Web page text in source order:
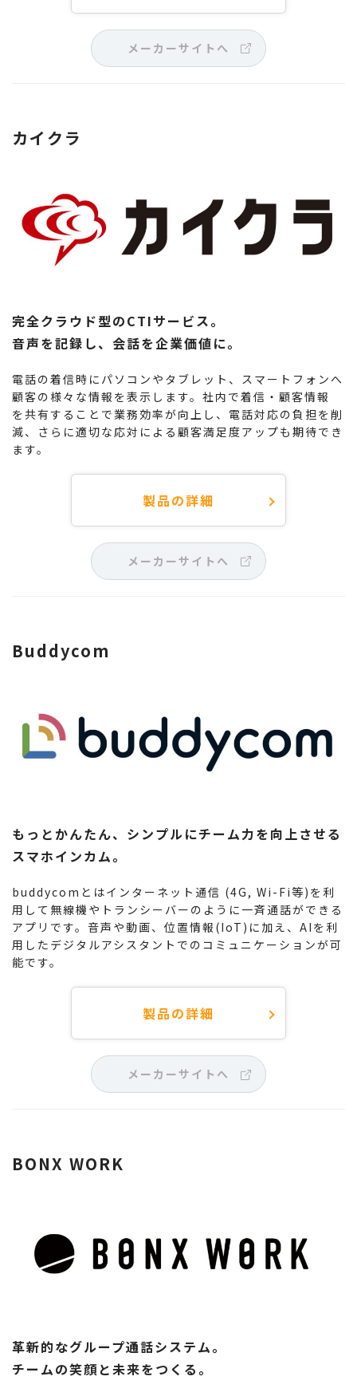
メーカーサイトへ
カイクラ
完全クラウド型のCTIサービス。
音声を記録し、会話を企業価値に。
電話の着信時にパソコンやタブレット、スマートフォンへ
顧客の様々な情報を表示します。社内で着信・顧客情報
を共有することで業務効率が向上し、電話対応の負担を削
減、さらに適切な応対による顧客満足度アップも期待でき
ます。
製品の詳細
メーカーサイトへ
Buddycom
もっとかんたん、シンプルにチーム力を向上させる
スマホインカム。
buddycomとはインターネット通信 (4G, Wi-Fi等)を利
用して無線機やトランシーバーのように一斉通話ができる
アプリです。音声や動画、位置情報(IoT)に加え、AIを利
用したデジタルアシスタントでのコミュニケーションが可
能です。
製品の詳細
メーカーサイトへ
BONX WORK
革新的なグループ通話システム。
チームの笑顔と未来をつくる。